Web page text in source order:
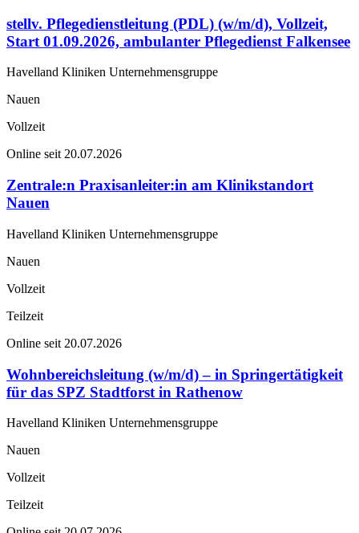
stellv. Pflegedienstleitung (PDL) (w/m/d), Vollzeit,
Start 01.09.2026, ambulanter Pflegedienst Falkensee
Havelland Kliniken Unternehmensgruppe
Nauen
Vollzeit
Online seit 20.07.2026
Zentrale:n Praxisanleiter:in am Klinikstandort
Nauen
Havelland Kliniken Unternehmensgruppe
Nauen
Vollzeit
Teilzeit
Online seit 20.07.2026
Wohnbereichsleitung (w/m/d) – in Springertätigkeit
für das SPZ Stadtforst in Rathenow
Havelland Kliniken Unternehmensgruppe
Nauen
Vollzeit
Teilzeit